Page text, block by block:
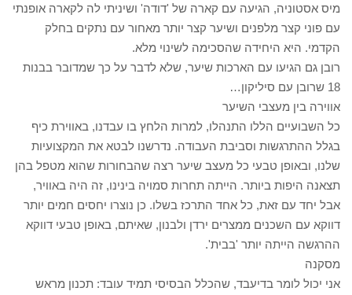
מיס אסטוניה, הגיעה עם קארה של 'דודה' ושיניתי לה לקארה אופנתי
עם פוני קצר מלפנים ושיער קצר יותר מאחור עם נתקים בחלק
הקדמי. היא היחידה שהסכימה לשינוי מלא.
רובן גם הגיעו עם הארכות שיער, שלא לדבר על כך שמדובר בבנות
18 שרובן עם סיליקון…
אווירה בין מעצבי השיער
כל השבועיים הללו התנהלו, למרות הלחץ בו עבדנו, באווירת כיף
בגלל ההתרגשות וסביבת העבודה. נדרשנו לבטא את המקצועיות
שלנו, ובאופן טבעי כל מעצב שיער רצה שהבחורות שהוא מטפל בהן
תצאנה היפות ביותר. הייתה תחרות סמויה בינינו, זה היה באוויר,
אבל יחד עם זאת, כל אחד התרכז בשלו. כן נוצרו יחסים חמים יותר
דווקא עם השכנים ממצרים ירדן ולבנון, שאיתם, באופן טבעי דווקא
ההרגשה הייתה יותר 'בבית'.
מסקנה
אני יכול לומר בדיעבד, שהכלל הבסיסי תמיד עובד: תכנון מראש